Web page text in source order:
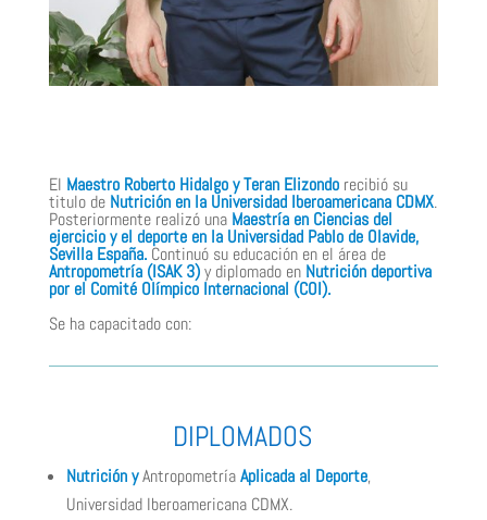
El Maestro Roberto Hidalgo y Teran Elizondorecibió su
titulo de Nutrición en la Universidad Iberoamericana CDMX.
Posteriormente realizó una Maestría en Ciencias del
ejercicio y el deporte en la Universidad Pablo de Olavide,
Sevilla España.Continuó su educación en el área de
Antropometría (ISAK 3)y diplomado en Nutrición deportiva
por el Comité Olímpico Internacional (COI).
Se ha capacitado con:
DIPLOMADOS
Nutrición yAntropometríaAplicada al Deporte,
Universidad Iberoamericana CDMX.